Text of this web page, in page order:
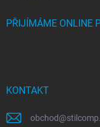
PŘIJÍMÁME ONLINE
KONTAKT
obchod@